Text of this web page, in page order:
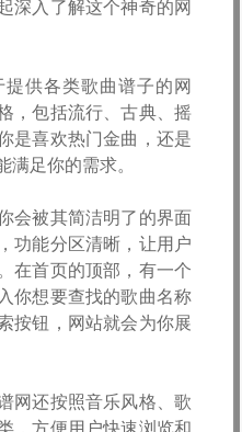
深入了解这个神奇的网
供各类歌曲谱子的网
，包括流行、古典、摇
是喜欢热门金曲，还是
足你的需求。
会被其简洁明了的界面
功能分区清晰，让用户
在首页的顶部，有一个
你想要查找的歌曲名称
按钮，网站就会为你展
网还按照音乐风格、歌